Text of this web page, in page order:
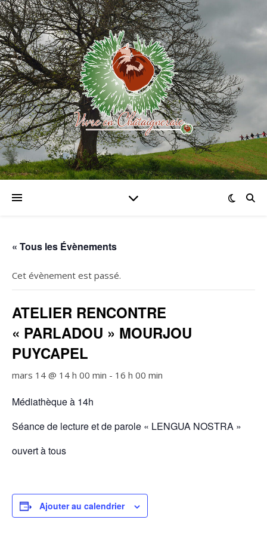
« Tous les Évènements
Cet évènement est passé.
ATELIER RENCONTRE
« PARLADOU » MOURJOU
PUYCAPEL
mars 14 @ 14 h 00 min - 16 h 00 min
Médiathèque à 14h
Séance de lecture et de parole « LENGUA NOSTRA »
ouvert à tous
Ajouter au calendrier